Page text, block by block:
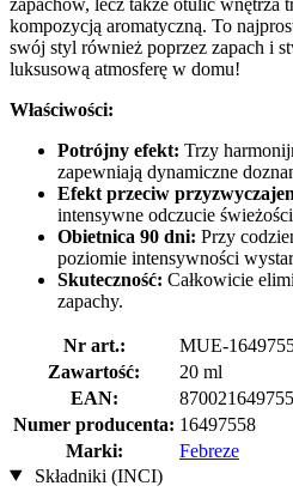
kompozycją aromatyczną. To
swój styl również poprzez zapach i
luksusową atmosferę w domu!
Właściwości:
Potrójny efekt: Trzy
zapewniają dynamiczne
Efekt przeciw
intensywne odczucie
Obietnica 90 dni: Przy
poziomie intensywności
Skuteczność: Całkowicie
zapachy.
Nr art.:
MUE-
Zawartość:
20 ml
EAN:
Numer producenta: 16497558
Marki:
Febreze
Składniki (INCI)